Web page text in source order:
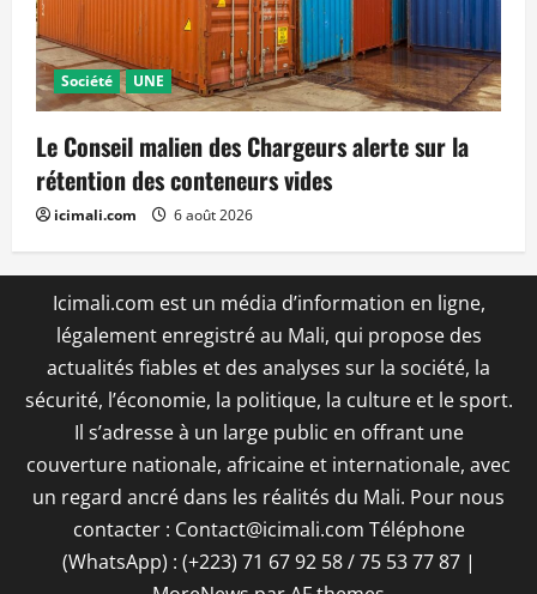
Société UNE
Le Conseil malien des Chargeurs alerte sur la
rétention des conteneurs vides
icimali.com 6 août 2026
Icimali.com est un média d’information en ligne,
légalement enregistré au Mali, qui propose des
actualités fiables et des analyses sur la société, la
sécurité, l’économie, la politique, la culture et le sport.
Il s’adresse à un large public en offrant une
couverture nationale, africaine et internationale, avec
un regard ancré dans les réalités du Mali. Pour nous
contacter : Contact@icimali.com Téléphone
(WhatsApp) : (+223) 71 67 92 58 / 75 53 77 87 |